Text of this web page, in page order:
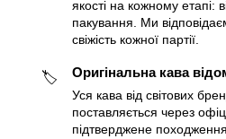
якості на кожному етапі:
пакування. Ми
свіжість кожної партії.
🏷 Оригінальна кава
Уся кава від світових
поставляється через
підтверджене